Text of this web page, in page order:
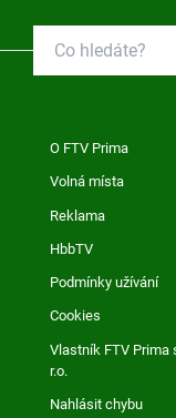
O FTV Prima
Volná místa
Reklama
HbbTV
Podmínky užívání
Cookies
Vlastník FTV Prima
r.o.
Nahlásit chybu